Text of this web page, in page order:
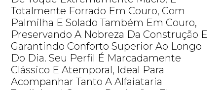
Totalmente Forrado Em Couro, Com
Palmilha E Solado Também Em Couro,
Preservando A Nobreza Da Construção E
Garantindo Conforto Superior Ao Longo
Do Dia. Seu Perfil É Marcadamente
Clássico E Atemporal, Ideal Para
Acompanhar Tanto A Alfaiataria